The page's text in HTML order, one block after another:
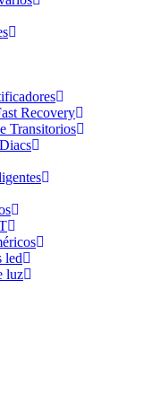
Recovery
Transitorios
led
luz